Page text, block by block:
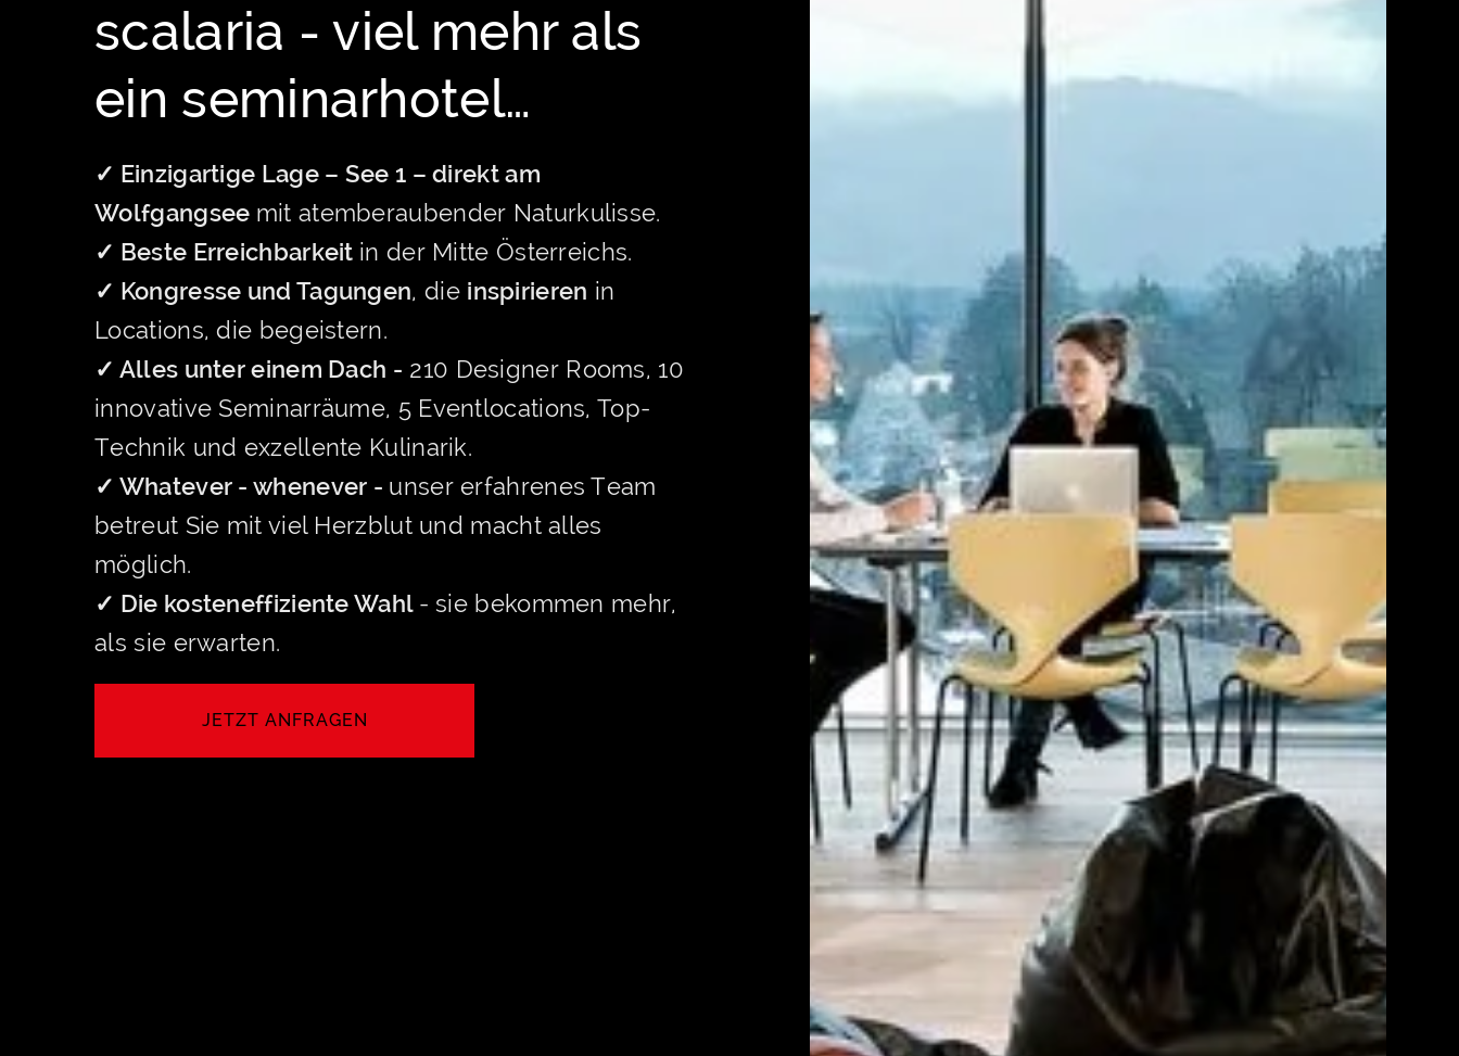
scalaria - viel mehr als
ein seminarhotel…
✓ Einzigartige Lage – See 1 – direkt am
Wolfgangsee mit atemberaubender Naturkulisse.
✓ Beste Erreichbarkeit in der Mitte Österreichs.
✓ Kongresse und Tagungen, die inspirieren in
Locations, die begeistern.
✓ Alles unter einem Dach - 210 Designer Rooms, 10
innovative Seminarräume, 5 Eventlocations, Top-
Technik und exzellente Kulinarik.
✓ Whatever - whenever - unser erfahrenes Team
betreut Sie mit viel Herzblut und macht alles
möglich.
✓ Die kosteneffiziente Wahl - sie bekommen mehr,
als sie erwarten.
JETZT ANFRAGEN